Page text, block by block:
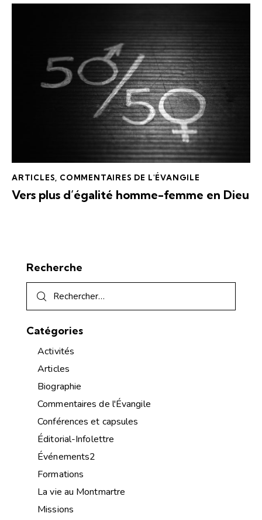
ARTICLES, COMMENTAIRES DE L'ÉVANGILE
Vers plus d’égalité homme-femme en Dieu
Recherche
Catégories
Activités
Articles
Biographie
Commentaires de l'Évangile
Conférences et capsules
Éditorial-Infolettre
Événements2
Formations
La vie au Montmartre
Missions